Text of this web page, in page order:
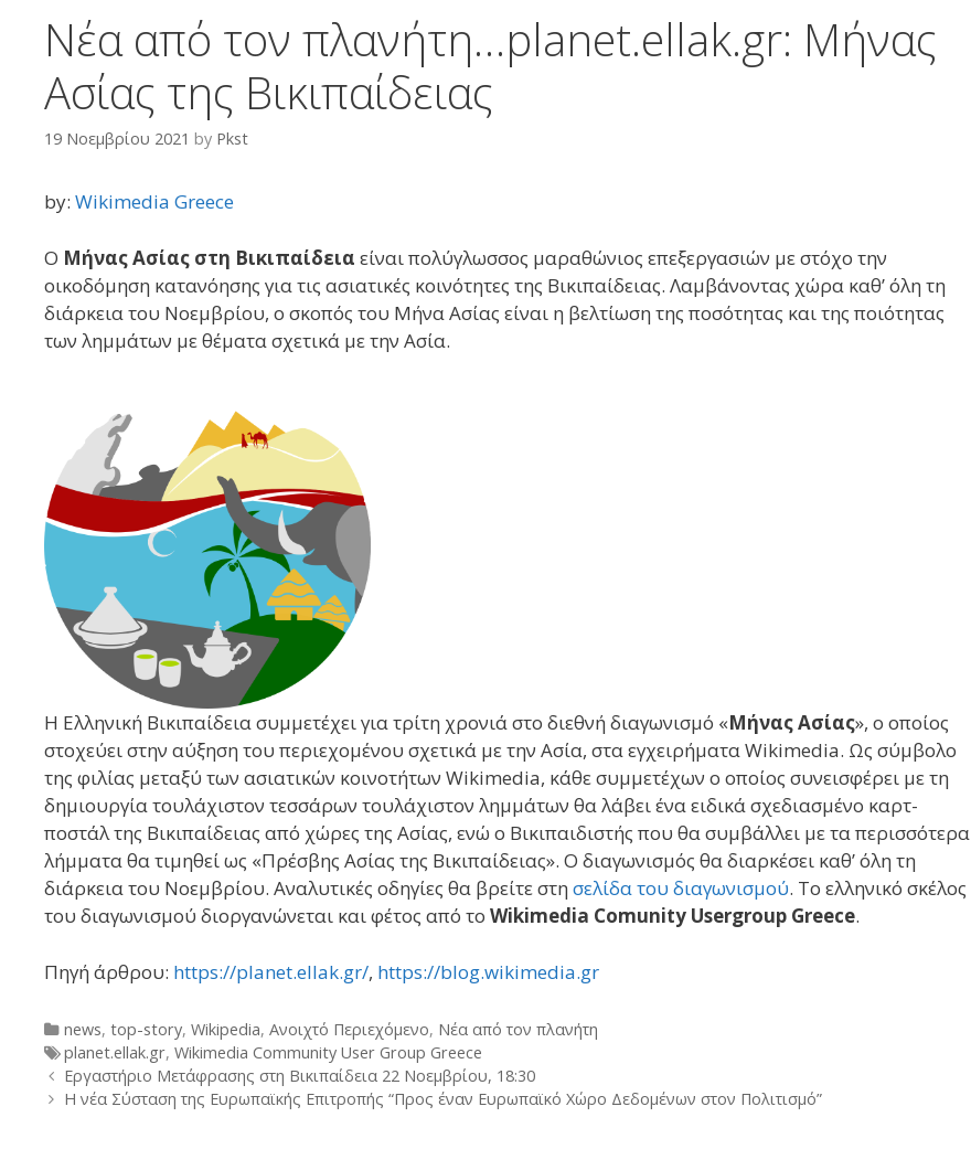
Νέα από τον πλανήτη…planet.ellak.gr: Μήνας
Ασίας της Βικιπαίδειας
19 Νοεμβρίου 2021 by Pkst
by: Wikimedia Greece
Ο Μήνας Ασίας στη Βικιπαίδεια είναι πολύγλωσσος μαραθώνιος επεξεργασιών με στόχο την
οικοδόμηση κατανόησης για τις ασιατικές κοινότητες της Βικιπαίδειας. Λαμβάνοντας χώρα καθ’ όλη τη
διάρκεια του Νοεμβρίου, ο σκοπός του Μήνα Ασίας είναι η βελτίωση της ποσότητας και της ποιότητας
των λημμάτων με θέματα σχετικά με την Ασία.
Η Ελληνική Βικιπαίδεια συμμετέχει για τρίτη χρονιά στο διεθνή διαγωνισμό «Μήνας Ασίας», ο οποίος
στοχεύει στην αύξηση του περιεχομένου σχετικά με την Ασία, στα εγχειρήματα Wikimedia. Ως σύμβολο
της φιλίας μεταξύ των ασιατικών κοινοτήτων Wikimedia, κάθε συμμετέχων ο οποίος συνεισφέρει με τη
δημιουργία τουλάχιστον τεσσάρων τουλάχιστον λημμάτων θα λάβει ένα ειδικά σχεδιασμένο καρτ-
ποστάλ της Βικιπαίδειας από χώρες της Ασίας, ενώ ο Βικιπαιδιστής που θα συμβάλλει με τα περισσότερα
λήμματα θα τιμηθεί ως «Πρέσβης Ασίας της Βικιπαίδειας». Ο διαγωνισμός θα διαρκέσει καθ’ όλη τη
διάρκεια του Νοεμβρίου. Αναλυτικές οδηγίες θα βρείτε στη σελίδα του διαγωνισμού. Το ελληνικό σκέλος
του διαγωνισμού διοργανώνεται και φέτος από το Wikimedia Comunity Usergroup Greece.
Πηγή άρθρου: https://planet.ellak.gr/, https://blog.wikimedia.gr
Categories
news, top-story, Wikipedia, Ανοιχτό Περιεχόμενο, Νέα από τον πλανήτη
Tags
planet.ellak.gr, Wikimedia Community User Group Greece
Post
navigation
Εργαστήριο Μετάφρασης στη Βικιπαίδεια 22 Νοεμβρίου, 18:30
Η νέα Σύσταση της Ευρωπαϊκής Επιτροπής “Προς έναν Ευρωπαϊκό Χώρο Δεδομένων στον Πολιτισμό”